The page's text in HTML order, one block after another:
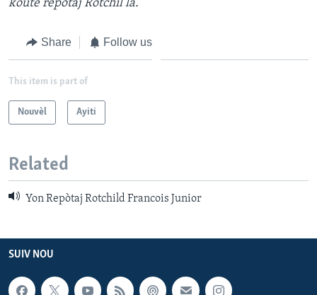
Languages
koute repòtaj Rotchil la.
Share Follow us
This item is part of
Nouvèl Ayiti
Related
Yon Repòtaj Rotchild Francois Junior
SUIV NOU